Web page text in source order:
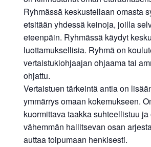
Ryhmässä keskustellaan omasta
etsitään yhdessä keinoja, joilla
eteenpäin. Ryhmässä käydyt
luottamuksellisia. Ryhmä on
vertaistukiohjaajan ohjaama tai
ohjattu.
Vertaistuen tärkeintä antia on
ymmärrys omaan kokemukseen.
kuormittava taakka suhteellistuu ja
vähemmän hallitsevan osan
auttaa toipumaan henkisesti.